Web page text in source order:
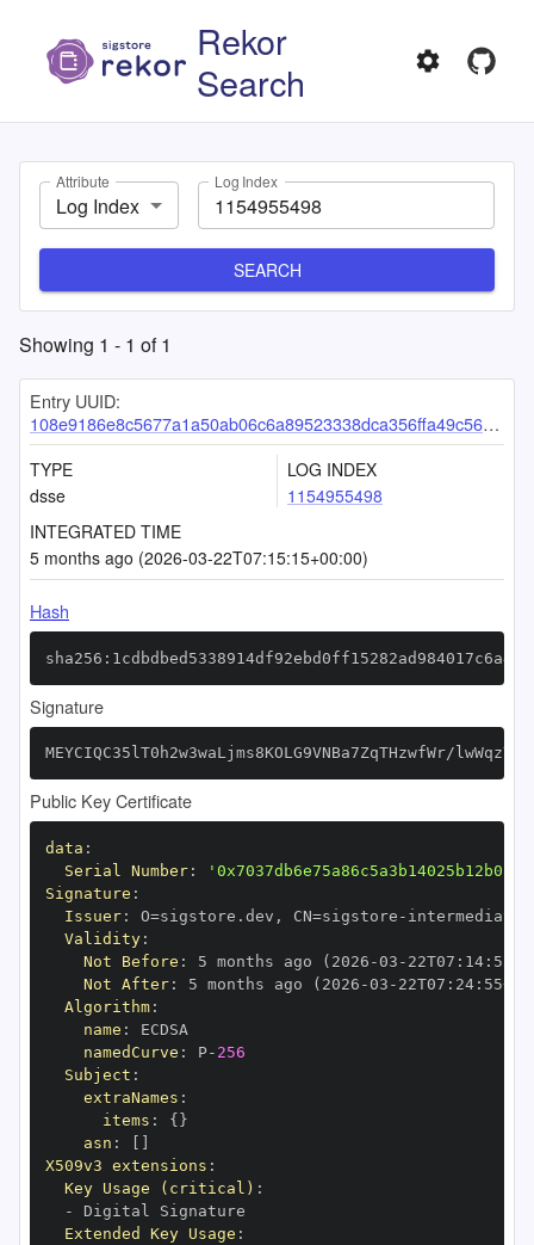
Rekor
Search
Attribute
Log Index
Log Index
SEARCH
Showing 1 - 1 of1
Entry UUID:
108e9186e8c5677a1a50ab06c6a89523338dca356ffa49c56989ac72998a51af8d0334c719c8bcbb
TYPE
dsse
LOG INDEX
1154955498
INTEGRATED TIME
5 months ago (2026-03-22T07:15:15+00:00)
Hash
Signature
MEYCIQC35lT0h2w3waLjms8KOLG9VNBa7ZqTHzwfWr/
Public Key Certificate
data :
Serial Number:
Signature :
Issuer: O=sigstore.dev , CN=sigstore -
Validity:
Not Before : 5 months ago (2026 -03 - 22T07 : 14:
Not After: 5 months ago (2026 -03 - 22T07 : 24: 55+00
Algorithm:
name :
namedCurve : P- 256
Subject :
extraNames :
items : { }
asn :
X509v3 extensions :
Key Usage (critical) :
-
Extended Key Usage :